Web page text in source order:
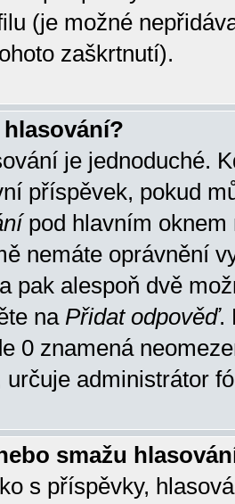
(je možné
zaškrtnutí).
je jednoduché.
příspěvek, pokud
pod hlavním oknem
nemáte oprávnění
pak alespoň dvě
na Přidat odpověď.
0 znamená
určuje administrátor
smažu
s příspěvky,